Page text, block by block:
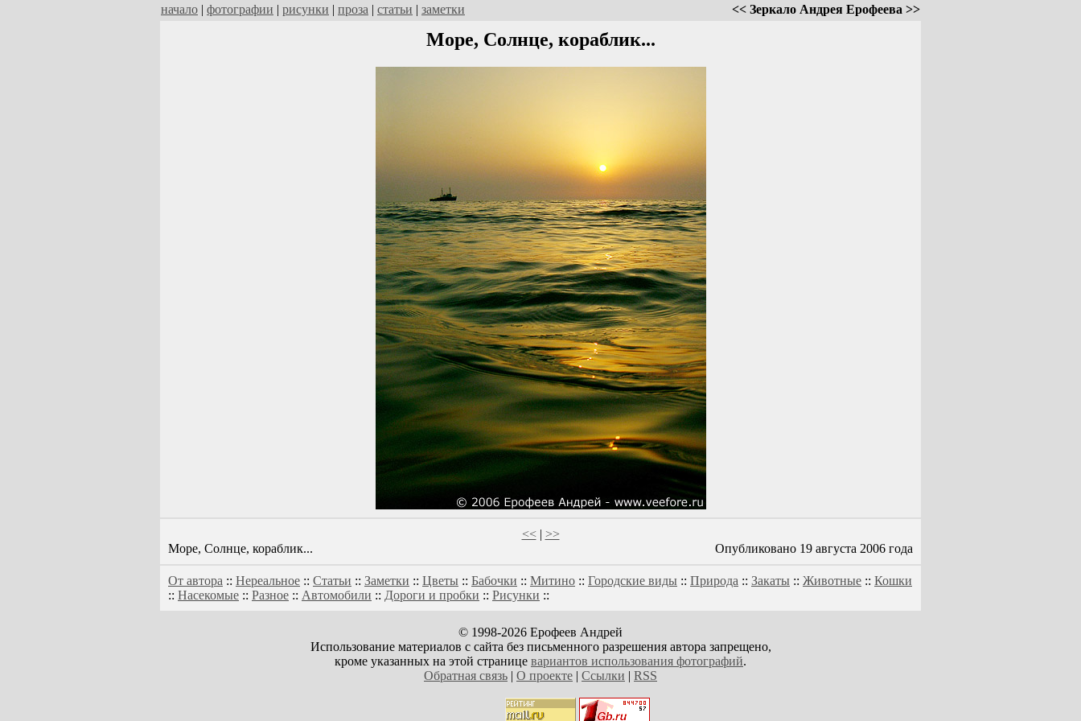
начало | фотографии | рисунки | проза | статьи | заметки << Зеркало Андрея Ерофеева >>
Море, Солнце, кораблик...
<<| >>
Море, Солнце, кораблик...
Опубликовано 19 августа 2006 года
От автора :: Нереальное :: Статьи :: Заметки :: Цветы :: Бабочки :: Митино :: Городские виды :: Природа :: Закаты :: Животные :: Кошки
:: Насекомые :: Разное :: Автомобили :: Дороги и пробки :: Рисунки ::
© 1998-2026 Ерофеев Андрей
Использование материалов с сайта без письменного разрешения автора запрещено,
кроме указанных на этой странице вариантов использования фотографий.
Обратная связь | О проекте | Ссылки | RSS